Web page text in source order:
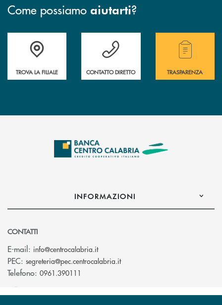
Come possiamo aiutarti?
Accedi all' elenco completo delle filiali .
TROVA LA FILIALE
Hai bisogno di assistenza immediata ?
CONTATTO DIRETTO
Hai bisogno di
TRASPARENZA
INFORMAZIONI
CONTATTI
E-mail: info@centrocalabria.it(si apre l’app di posta elettronica)
PEC: segreteria@pec.centrocalabria.it(si apre l’app di posta
Telefono: 0961.390111